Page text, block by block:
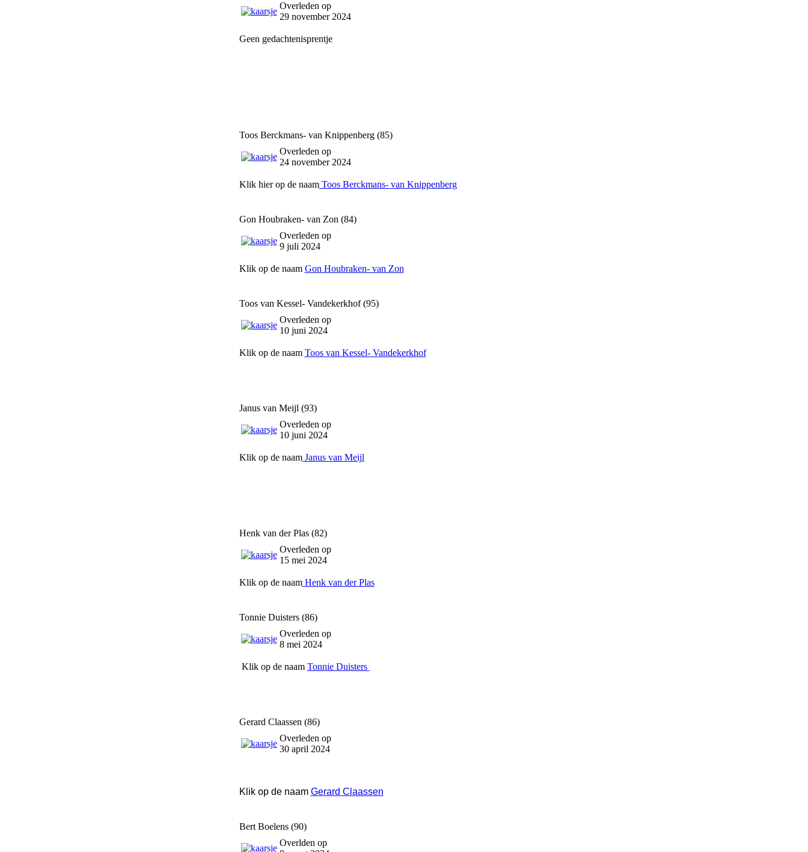
Overleden op
29 november 2024
Geen gedachtenisprentje
Toos Berckmans- van Knippenberg (85)
Overleden op
24 november 2024
Klik hier op de naamToos Berckmans- van Knippenberg
Gon Houbraken- van Zon (84)
Overleden op
9 juli 2024
Klik op de naam Gon Houbraken- van Zon
Toos van Kessel- Vandekerkhof (95)
Overleden op
10 juni 2024
Klik op de naam Toos van Kessel- Vandekerkhof
Janus van Meijl (93)
Overleden op
10 juni 2024
Klik op de naamJanus van Meijl
Henk van der Plas (82)
Overleden op
15 mei 2024
Klik op de naamHenk van der Plas
Tonnie Duisters (86)
Overleden op
8 mei 2024
Klik op de naam Tonnie Duisters
Gerard Claassen (86)
Overleden op
30 april 2024
Klik op de naam Gerard Claassen
Bert Boelens (90)
Overlden op